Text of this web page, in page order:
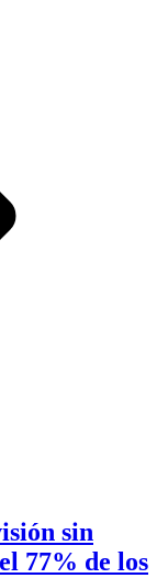
sin
77% de los